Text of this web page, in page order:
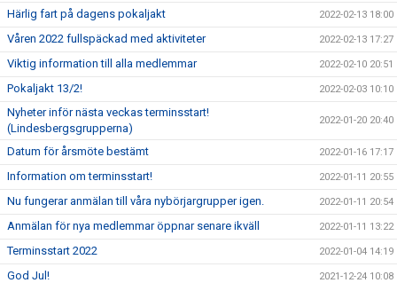
Härlig fart på dagens pokaljakt 2022-02-13 18:00
Våren 2022 fullspäckad med aktiviteter 2022-02-13 17:27
Viktig information till alla medlemmar 2022-02-10 20:51
Pokaljakt 13/2! 2022-02-03 10:10
Nyheter inför nästa veckas terminsstart!
(Lindesbergsgrupperna)
2022-01-20 20:40
Datum för årsmöte bestämt 2022-01-16 17:17
Information om terminsstart! 2022-01-11 20:55
Nu fungerar anmälan till våra nybörjargrupper igen. 2022-01-11 20:54
Anmälan för nya medlemmar öppnar senare ikväll 2022-01-11 13:22
Terminsstart 2022 2022-01-04 14:19
God Jul! 2021-12-24 10:08